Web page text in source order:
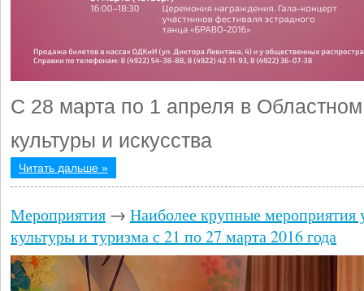
С 28 марта по 1 апреля в
культуры и искусства
Читать дальше »
Мероприятия → Наиболее крупные мероприятия
культуры и туризма с 21 по 27 марта 2016 года